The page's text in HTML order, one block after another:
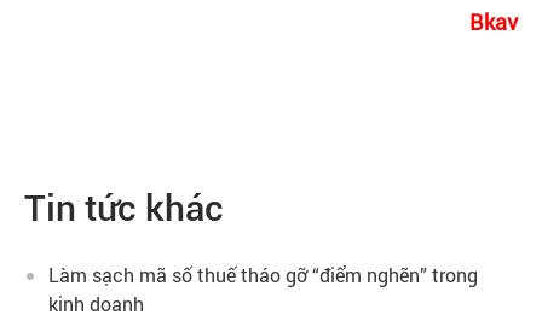
Bkav
Tin tức khác
Làm sạch mã số thuế tháo gỡ “điểm nghẽn” trong
kinh doanh